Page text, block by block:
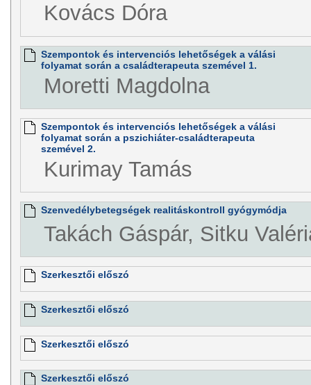
Kovács Dóra
Szempontok és intervenciós lehetőségek a válási
folyamat során a családterapeuta szemével 1.
Moretti Magdolna
Szempontok és intervenciós lehetőségek a válási
folyamat során a pszichiáter-családterapeuta
szemével 2.
Kurimay Tamás
Szenvedélybetegségek realitáskontroll gyógymódja
Takách Gáspár, Sitku
Szerkesztői előszó
Szerkesztői előszó
Szerkesztői előszó
Szerkesztői előszó